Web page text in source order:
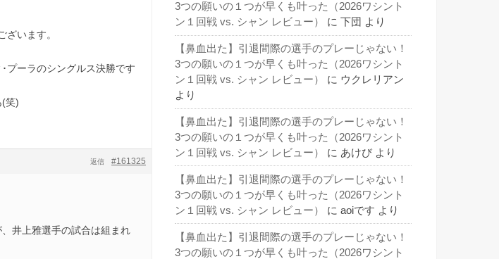
います。
プーラのシングルス決勝です
(笑)
#161325
返信
井上雅選手の試合は組まれ
3つの願いの１つが早くも叶った（2026ワシント
ン１回戦 vs. シャン レビュー）
に 下団 より
【鼻血出た】引退間際の選手のプレーじゃない！
3つの願いの１つが早くも叶った（2026ワシント
ン１回戦 vs. シャン レビュー）
に ウクレリアン
より
【鼻血出た】引退間際の選手のプレーじゃない！
3つの願いの１つが早くも叶った（2026ワシント
ン１回戦 vs. シャン レビュー）
に あけび より
【鼻血出た】引退間際の選手のプレーじゃない！
3つの願いの１つが早くも叶った（2026ワシント
ン１回戦 vs. シャン レビュー）
に aoiです より
【鼻血出た】引退間際の選手のプレーじゃない！
3つの願いの１つが早くも叶った（2026ワシント